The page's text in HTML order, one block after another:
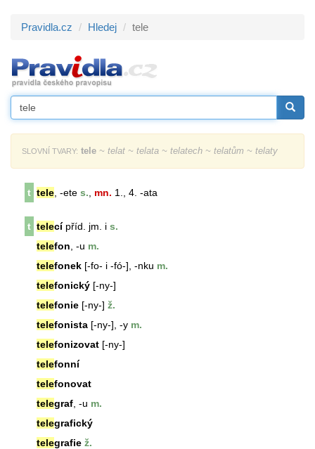
Pravidla.cz Hledej tele
SLOVNÍ TVARY: tele ~ telat ~ telata ~ telatech ~ telatům ~ telaty
t tele , -ete s. mn. 1., 4. -ata
t telecípříd. jm. i s.
telefon , -u m.
telefonek [-fo- i -fó-], -nku m.
telefonický [-ny-]
telefonie [-ny-] ž.
telefonista [-ny-], -y m.
telefonizovat [-ny-]
telefonní
telefonovat
telegraf , -u m.
telegrafický
telegrafie ž.